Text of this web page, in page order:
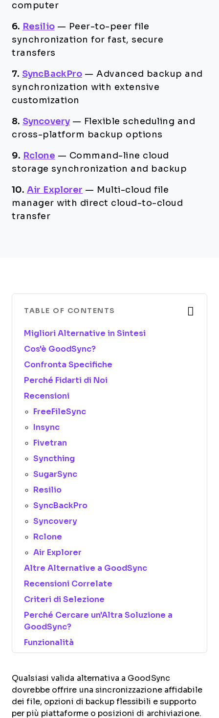
computer
6. Resilio — Peer-to-peer file
synchronization for fast, secure
transfers
7. SyncBackPro —Advanced backup and
synchronization with extensive
customization
8. Syncovery — Flexible scheduling and
cross-platform backup options
9. Rclone — Command-line cloud
storage synchronization and backup
10. Air Explorer — Multi-cloud file
manager with direct cloud-to-cloud
transfer
TABLE OF CONTENTS
Migliori Alternative in Sintesi
Cos'è GoodSync?
Confronta Specifiche
Perché Fidarti di Noi
Recensioni
FreeFileSync
Insync
Fivetran
Syncthing
SugarSync
Resilio
SyncBackPro
Syncovery
Rclone
Air Explorer
Altre Alternative a GoodSync
Recensioni Correlate
Criteri di Selezione
Perché Cercare un'Altra Soluzione a
GoodSync?
Funzionalità
Qualsiasi valida alternativa a GoodSync
dovrebbe offrire una sincronizzazione affidabile
dei file, opzioni di backup flessibili e supporto
per più piattaforme o posizioni di archiviazione.